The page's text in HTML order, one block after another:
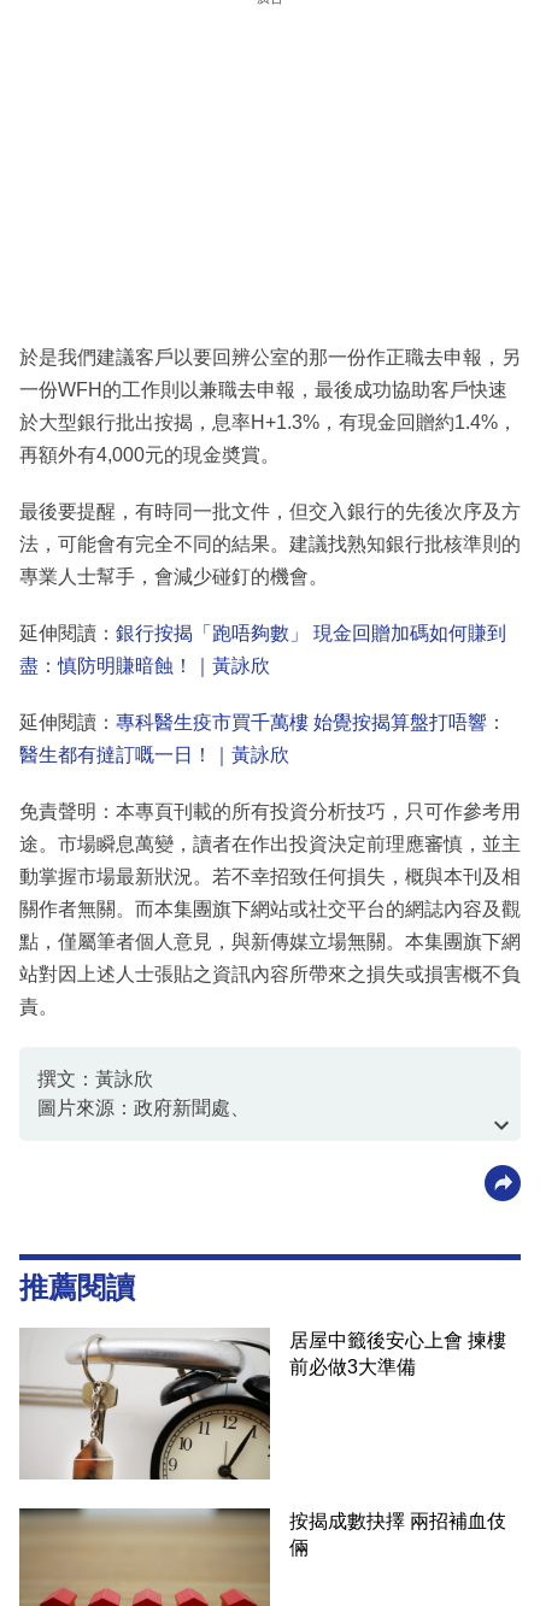
於是我們建議客戶以要回辨公室的那一份作正職去申報，另
一份WFH的工作則以兼職去申報，最後成功協助客戶快速
於大型銀行批出按揭，息率H+1.3%，有現金回贈約1.4%，
再額外有4,000元的現金奬賞。
最後要提醒，有時同一批文件，但交入銀行的先後次序及方
法，可能會有完全不同的結果。建議找熟知銀行批核準則的
專業人士幫手，會減少碰釘的機會。
延伸閱讀： 銀行按揭「跑唔夠數」 現金回贈加碼如何賺到
盡：慎防明賺暗蝕！｜黃詠欣
延伸閱讀： 專科醫生疫市買千萬樓 始覺按揭算盤打唔響：
醫生都有撻訂嘅一日！｜黃詠欣
免責聲明：本專頁刊載的所有投資分析技巧，只可作參考用
途。市場瞬息萬變，讀者在作出投資決定前理應審慎，並主
動掌握市場最新狀況。若不幸招致任何損失，概與本刊及相
關作者無關。而本集團旗下網站或社交平台的網誌內容及觀
點，僅屬筆者個人意見，與新傳媒立場無關。本集團旗下網
站對因上述人士張貼之資訊內容所帶來之損失或損害概不負
責。
撰文：黃詠欣
圖片來源：政府新聞處、
推薦閱讀
居屋中籤後安心上會 揀樓
前必做3大準備
按揭成數抉擇 兩招補血伎
倆